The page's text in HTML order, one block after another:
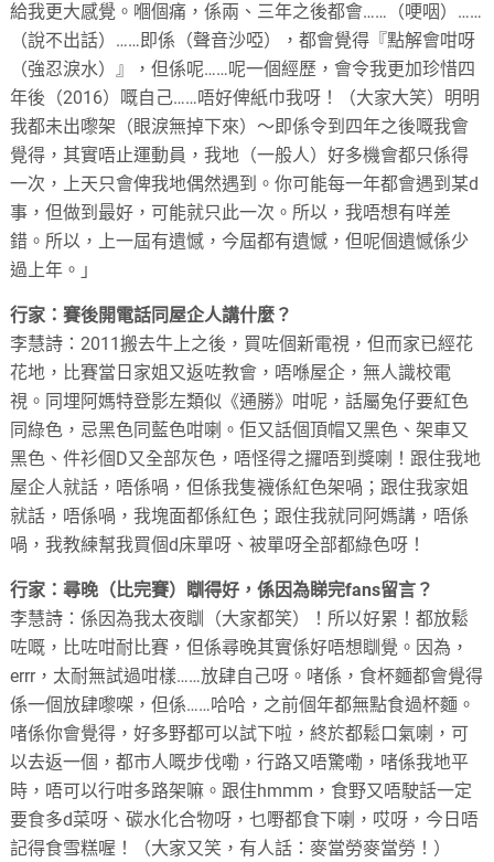
給我更大感覺。嗰個痛，係兩、三年之後都會……（哽咽）……
（說不出話）……即係（聲音沙啞），都會覺得『點解會咁呀
（強忍淚水）』，但係呢……呢一個經歷，會令我更加珍惜四
年後（2016）嘅自己……唔好俾紙巾我呀！（大家大笑）明明
我都未出嚟架（眼淚無掉下來）～即係令到四年之後嘅我會
覺得，其實唔止運動員，我地（一般人）好多機會都只係得
一次，上天只會俾我地偶然遇到。你可能每一年都會遇到某d
事，但做到最好，可能就只此一次。所以，我唔想有咩差
錯。所以，上一屆有遺憾，今屆都有遺憾，但呢個遺憾係少
過上年。」
行家：賽後開電話同屋企人講什麼？
李慧詩：2011搬去牛上之後，買咗個新電視，但而家已經花
花地，比賽當日家姐又返咗教會，唔喺屋企，無人識校電
視。同埋阿媽特登影左類似《通勝》咁呢，話屬兔仔要紅色
同綠色，忌黑色同藍色咁喇。佢又話個頂帽又黑色、架車又
黑色、件衫個D又全部灰色，唔怪得之攞唔到獎喇！跟住我地
屋企人就話，唔係喎，但係我隻襪係紅色架喎；跟住我家姐
就話，唔係喎，我塊面都係紅色；跟住我就同阿媽講，唔係
喎，我教練幫我買個d床單呀、被單呀全部都綠色呀！
行家：尋晚（比完賽）瞓得好，係因為睇完fans留言？
李慧詩：係因為我太夜瞓（大家都笑）！所以好累！都放鬆
咗嘅，比咗咁耐比賽，但係尋晚其實係好唔想瞓覺。因為，
errr，太耐無試過咁樣……放肆自己呀。啫係，食杯麵都會覺得
係一個放肆嚟㗎，但係……哈哈，之前個年都無點食過杯麵。
啫係你會覺得，好多野都可以試下啦，終於都鬆口氣喇，可
以去返一個，都市人嘅步伐嘞，行路又唔驚嘞，啫係我地平
時，唔可以行咁多路架嘛。跟住hmmm，食野又唔駛話一定
要食多d菜呀、碳水化合物呀，乜嘢都食下喇，哎呀，今日唔
記得食雪糕喔！（大家又笑，有人話：麥當勞麥當勞！）